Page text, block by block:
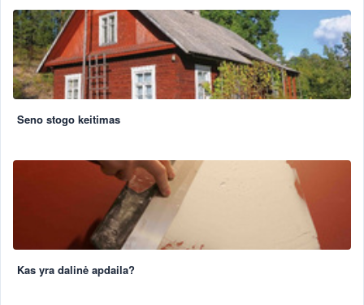
Seno stogo keitimas
Kas yra dalinė apdaila?